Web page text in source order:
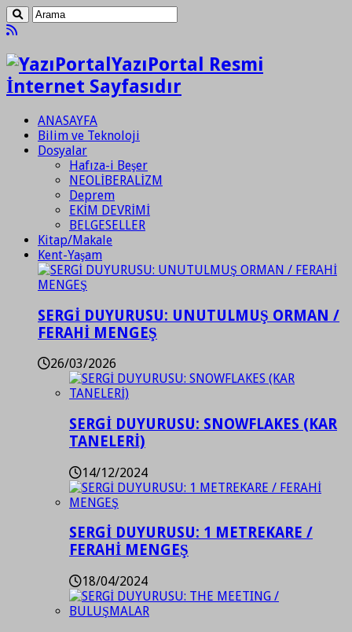
YazıPortal Resmi
İnternet Sayfasıdır
ANASAYFA
Bilim ve Teknoloji
Dosyalar
Hafıza-i Beşer
NEOLİBERALİZM
Deprem
EKİM DEVRİMİ
BELGESELLER
Kitap/Makale
Kent-Yaşam
SERGİ DUYURUSU: UNUTULMUŞ ORMAN /
FERAHİ MENGEŞ
26/03/2026
SERGİ DUYURUSU: SNOWFLAKES (KAR
TANELERİ)
14/12/2024
SERGİ DUYURUSU: 1 METREKARE /
FERAHİ MENGEŞ
18/04/2024